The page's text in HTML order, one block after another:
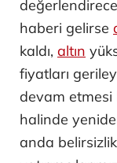
haberi gelirse
kaldı, altın
fiyatları
devam etmesi
halinde
anda